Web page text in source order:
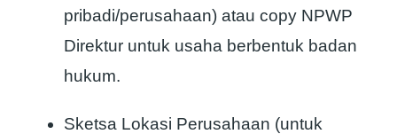
pribadi/perusahaan) atau copy NPWP
Direktur untuk usaha berbentuk badan
hukum.
Sketsa Lokasi Perusahaan (untuk